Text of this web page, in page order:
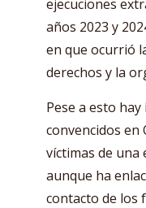
ejecuciones
años 2023 y
en que ocurrió
derechos y la
Pese a esto
convencidos en
víctimas de una
aunque ha
contacto de los